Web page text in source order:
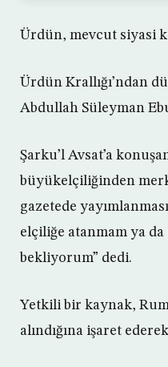
Ürdün, mevcut siyasi
Ürdün Krallığı’ndan
Abdullah Süleyman
Şarku’l Avsat’a
büyükelçiliğinden
gazetede
elçiliğe atanmam ya
bekliyorum” dedi.
Yetkili bir kaynak,
alındığına işaret